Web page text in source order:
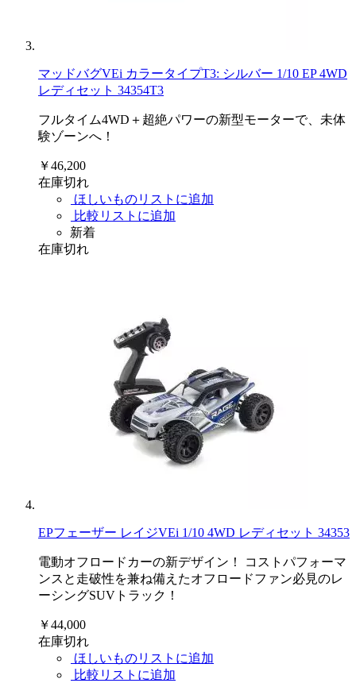
マッドバグVEi カラータイプT3: シルバー 1/10 EP 4WD
レディセット 34354T3
フルタイム4WD＋超絶パワーの新型モーターで、未体
験ゾーンへ！
￥46,200
在庫切れ
ほしいものリストに追加
比較リストに追加
新着
在庫切れ
EPフェーザー レイジVEi 1/10 4WD レディセット 34353
電動オフロードカーの新デザイン！ コストパフォーマ
ンスと走破性を兼ね備えたオフロードファン必見のレ
ーシングSUVトラック！
￥44,000
在庫切れ
ほしいものリストに追加
比較リストに追加